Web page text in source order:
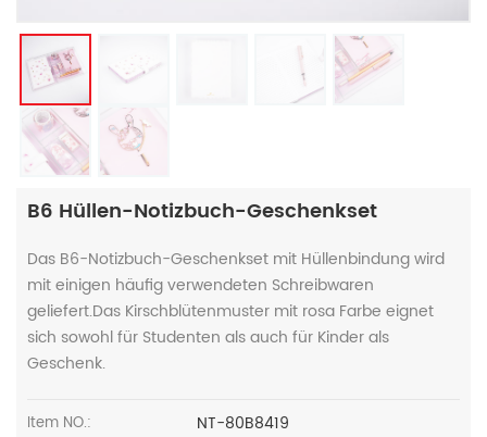
B6 Hüllen-Notizbuch-Geschenkset
Das B6-Notizbuch-Geschenkset mit Hüllenbindung wird
mit einigen häufig verwendeten Schreibwaren
geliefert.Das Kirschblütenmuster mit rosa Farbe eignet
sich sowohl für Studenten als auch für Kinder als
Geschenk.
Item NO.: NT-80B8419